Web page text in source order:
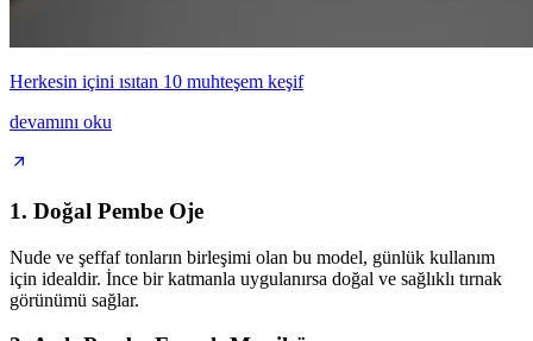
Herkesin içini ısıtan 10 muhteşem keşif
devamını oku
1. Doğal Pembe Oje
Nude ve şeffaf tonların birleşimi olan bu model, günlük kullanım
için idealdir. İnce bir katmanla uygulanırsa doğal ve sağlıklı tırnak
görünümü sağlar.